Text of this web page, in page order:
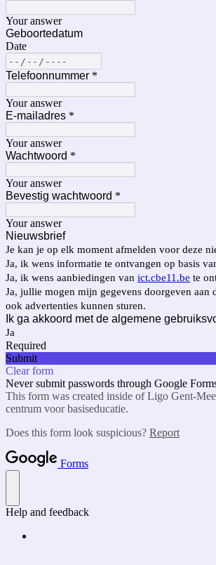
Your answer
Geboortedatum
Date
Telefoonnummer *
Your answer
E-mailadres *
Your answer
Wachtwoord *
Your answer
Bevestig wachtwoord *
Your answer
Nieuwsbrief
Je kan je op elk moment afmelden voor deze
Ja, ik wens informatie te ontvangen op basis
Ja, ik wens aanbiedingen van ict.cbe11.be te
Ja, jullie mogen mijn gegevens doorgeven aan
ook advertenties kunnen sturen.
Ik ga akkoord met de algemene
Ja
Required
Submit
Clear form
Never submit passwords through Google
This form was created inside of Ligo Gent-
centrum voor basiseducatie.
Does this form look suspicious? Report
Forms
Help and feedback